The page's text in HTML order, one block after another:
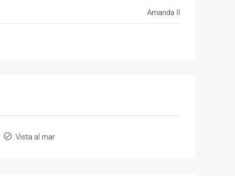
Amanda II
Vista al mar